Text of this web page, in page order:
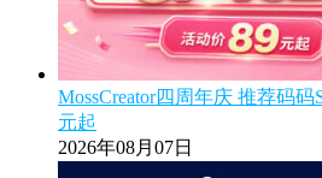
MossCreator四周年庆 推荐码
元起
2026年08月07日